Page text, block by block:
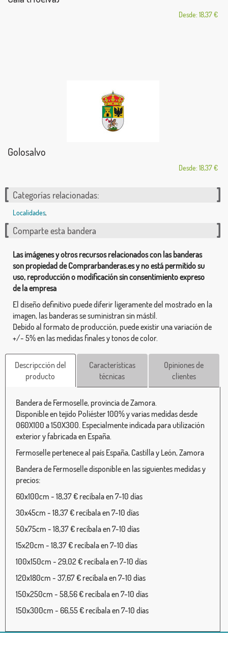
Desde: 18,37 €
Golosalvo
Desde: 18,37 €
Categorías relacionadas:
Localidades,
Comparte esta bandera
Las imágenes y otros recursos relacionados con las banderas
son propiedad de Comprarbanderas.es y no está permitido su
uso, reproducción o modificación sin consentimiento expreso
de la empresa
El diseño definitivo puede diferir ligeramente del mostrado en la
imagen, las banderas se suministran sin mástil.
Debido al formato de producción, puede existir una variación de
+/- 5% en las medidas finales y tonos de color.
Descripcción del
producto
Características
técnicas
Opiniones de
clientes
Bandera de Fermoselle, provincia de Zamora.
Disponible en tejido Poliéster 100% y varias medidas desde
060X100 a 150X300. Especialmente indicada para utilización
exterior y fabricada en España.
Fermoselle pertenece al país España, Castilla y León, Zamora
Bandera de Fermoselle disponible en las siguientes medidas y
precios:
60x100cm - 18,37 € recíbala en 7-10 días
30x45cm - 18,37 € recíbala en 7-10 días
50x75cm - 18,37 € recíbala en 7-10 días
15x20cm - 18,37 € recíbala en 7-10 días
100x150cm - 29,02 € recíbala en 7-10 días
120x180cm - 37,67 € recíbala en 7-10 días
150x250cm - 58,56 € recíbala en 7-10 días
150x300cm - 66,55 € recíbala en 7-10 días